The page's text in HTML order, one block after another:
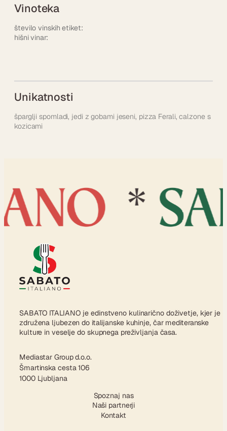
Vinoteka
število vinskih etiket:
hišni vinar:
Unikatnosti
šparglji spomladi, jedi z gobami jeseni, pizza Ferali, calzone s
kozicami
SABATO ITALIANO je edinstveno kulinarično doživetje, kjer je
združena ljubezen do italijanske kuhinje, čar mediteranske
kulture in veselje do skupnega preživljanja časa.
Mediastar Group d.o.o.
Šmartinska cesta 106
1000 Ljubljana
Spoznaj nas
Naši partnerji
Kontakt